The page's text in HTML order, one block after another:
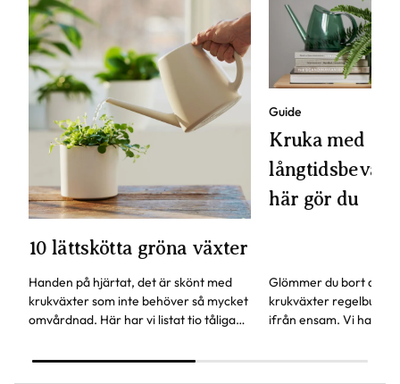
10 lättskötta gröna växter
Handen på hjärtat, det är skönt med
krukväxter som inte behöver så mycket
omvårdnad. Här har vi listat tio tåliga
mörkare.
Guide
Kruka med
här gör du
Glömmer du bort att
krukväxter
ifrån ensam. Vi har en
glömsk växtentusiast.